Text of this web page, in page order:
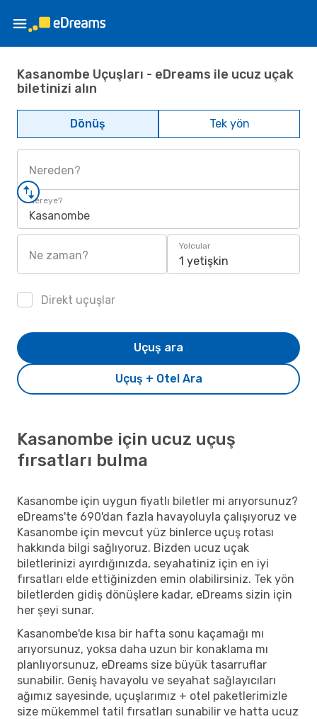
Kasanombe Uçuşları - eDreams ile ucuz uçak
biletinizi alın
Dönüş Tek yön
Nereden?
Nereye?
Kasanombe
Ne zaman?
Yolcular
1 yetişkin
Direkt uçuşlar
Uçuş + Otel Ara
Uçuş ara
Kasanombe için ucuz uçuş
fırsatları bulma
Kasanombe için uygun fiyatlı biletler mi arıyorsunuz?
eDreams'te 690'dan fazla havayoluyla çalışıyoruz ve
Kasanombe için mevcut yüz binlerce uçuş rotası
hakkında bilgi sağlıyoruz. Bizden ucuz uçak
biletlerinizi ayırdığınızda, seyahatiniz için en iyi
fırsatları elde ettiğinizden emin olabilirsiniz. Tek yön
biletlerden gidiş dönüşlere kadar, eDreams sizin için
her şeyi sunar.
Kasanombe'de kısa bir hafta sonu kaçamağı mı
arıyorsunuz, yoksa daha uzun bir konaklama mı
planlıyorsunuz, eDreams size büyük tasarruflar
sunabilir. Geniş havayolu ve seyahat sağlayıcıları
ağımız sayesinde, uçuşlarımız + otel paketlerimizle
size mükemmel tatil fırsatları sunabilir ve hatta ucuz